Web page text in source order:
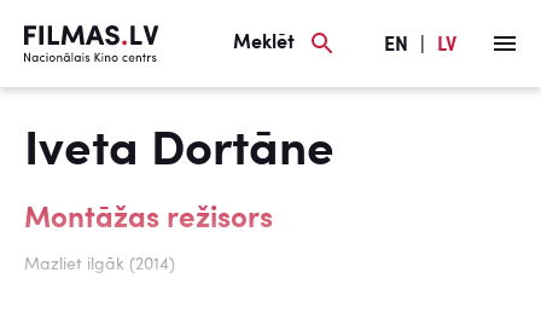
Meklēt EN LV
Iveta Dortāne
Montāžas režisors
Mazliet ilgāk (2014)